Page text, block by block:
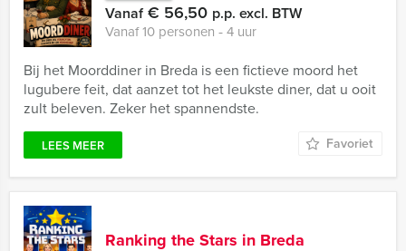
Vanaf€ 56,50 p.p. excl. BTW
Vanaf 10 personen ‐ 4 uur
Bij het Moorddiner in Breda is een fictieve moord het
lugubere feit, dat aanzet tot het leukste diner, dat u ooit
zult beleven. Zeker het spannendste.
LEES MEER Favoriet
Ranking the Stars in Breda